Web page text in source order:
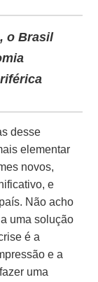
oBrasil
desse
elementar
novos,
e
Não acho
uma solução
é a
e a
uma